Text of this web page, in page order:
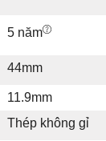
5 năm
44mm
11.9mm
Thép không gỉ